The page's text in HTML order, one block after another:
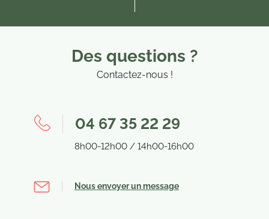
Des questions ?
Contactez-nous !
04 67 35 22 29
8h00-12h00 / 14h00-16h00
Nous envoyer un message